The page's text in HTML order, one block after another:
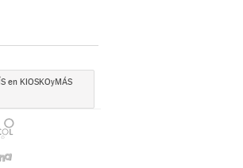
en KIOSKOyMÁS